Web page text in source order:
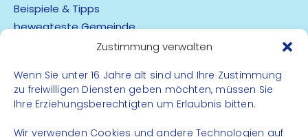
Zustimmung verwalten
Wenn Sie unter 16 Jahre alt sind und Ihre Zustimmung
zu freiwilligen Diensten geben möchten, müssen Sie
Ihre Erziehungsberechtigten um Erlaubnis bitten.
Wir verwenden Cookies und andere Technologien auf
Beispiele & Tipps
bewegteste Gemeinde
Barrierefreiheit
Datenschutz
Impressum
Kontakt